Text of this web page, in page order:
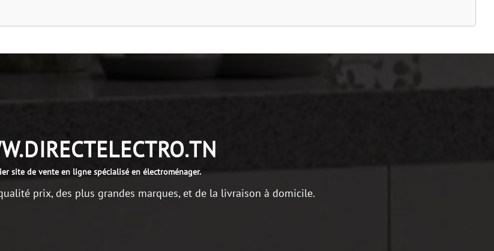
site de vente en ligne spécialisé en électroménager.
prix, des plus grandes marques, et de la livraison à domicile.